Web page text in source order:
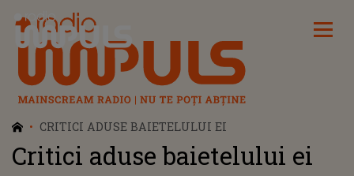
Radio Impuls
CRITICI ADUSE BAIETELULUI EI
Critici aduse baietelului ei